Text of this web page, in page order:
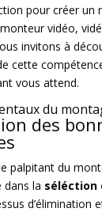
pour créer un
vidéo,
invitons à
cette
vous attend.
du
des
palpitant du
dans la séléction
d’élimination